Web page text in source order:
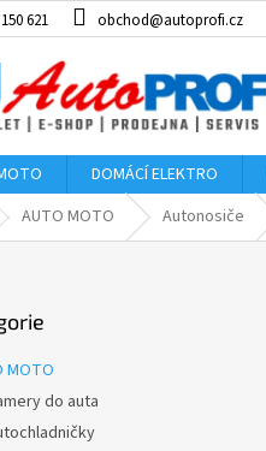
621 obchod@autoprofi.cz
DOMÁCÍ ELEKTRO
AUTO MOTO Autonosiče
MOTO
do auta